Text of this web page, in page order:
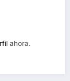
ahora.